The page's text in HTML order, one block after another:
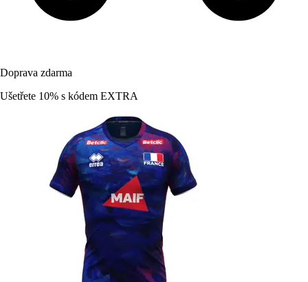
Doprava zdarma
Ušetřete 10% s kódem EXTRA